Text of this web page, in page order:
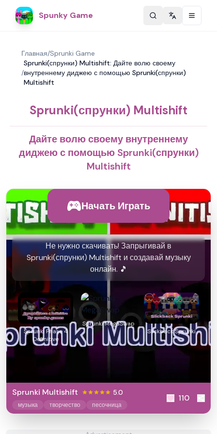
Spunky Game Change
Главная/Sprunki Game
/
Sprunki(спрунки) Multishift: Дайте волю своему
внутреннему диджею с помощью Sprunki(спрунки)
Multishift
Sprunki(спрунки) Multishift
Дайте волю своему внутреннему
диджею с помощью Sprunki(спрунки)
Multishift
Начать Играть
Не нужно скачивать! Запрыгивай в
Sprunki(спрунки) Multishift и создавай музыку
онлайн. 🎵
Sprunki Phase 4
Definitive
Sprunki MegaSwap
Slickback Sprunki
Sprunki Multishift 5.0
музыка творчество песочница
110